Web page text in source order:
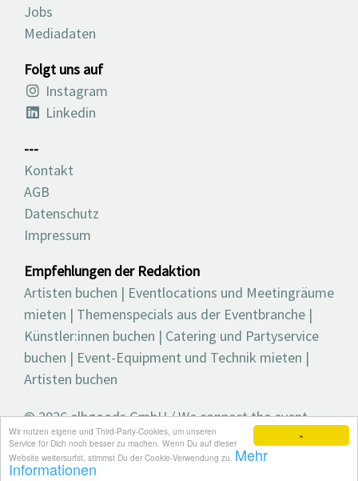
×
Wir nutzen eigene und Third-Party-Cookies, um unseren
Service für Dich noch besser zu machen. Wenn Du auf dieser
Website weitersurfst, stimmst Du der Cookie-Verwendung zu. Mehr
Informationen
Jobs
Mediadaten
Folgt uns auf
Instagram
Linkedin
---
Kontakt
AGB
Datenschutz
Impressum
Empfehlungen der Redaktion
Artisten buchen | Eventlocations und Meetingräume
mieten | Themenspecials aus der Eventbranche |
Künstler:innen buchen | Catering und Partyservice
buchen | Event-Equipment und Technik mieten |
Artisten buchen
© 2026 elbgoods GmbH / We connect the event
industry / Medienvielfalt für die Eventplanung /
Eventbranchenbuch, Blog, Magazin und mehr